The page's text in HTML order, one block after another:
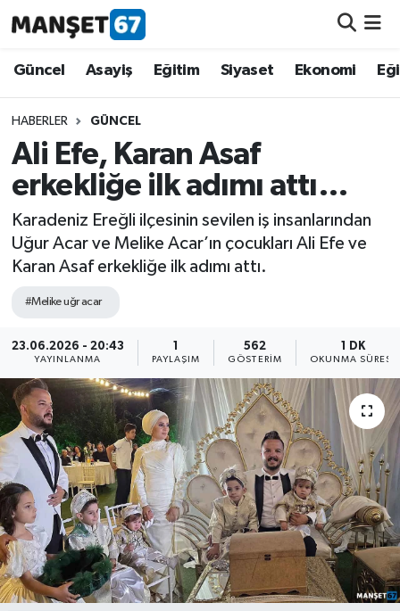
Güncel Asayiş Eğitim Siyaset Ekonomi
HABERLER GÜNCEL
Ali Efe, Karan Asaf
erkekliğe ilk adımı attı…
Karadeniz Ereğli ilçesinin sevilen iş insanlarından
Uğur Acar ve Melike Acar’ın çocukları Ali Efe ve
Karan Asaf erkekliğe ilk adımı attı.
#Melike uğr acar
23.06.2026 - 20:43
YAYINLANMA
1
PAYLAŞIM
562
GÖSTERIM
1 DK
OKUNMA SÜRESI
Güncel
Asayiş
Siyaset
Eğitim
Ekonomi
Kültür-Sanat
Magazin
Medya
Mizah
Röportaj
Teknoloji